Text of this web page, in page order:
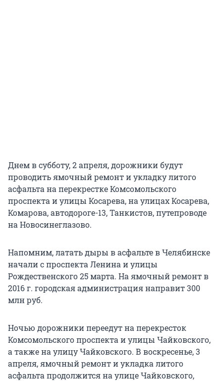
Днем в субботу, 2 апреля, дорожники будут
проводить ямочный ремонт и укладку литого
асфальта на перекрестке Комсомольского
проспекта и улицы Косарева, на улицах Косарева,
Комарова, автодороге-13, Танкистов, путепроводе
на Новосинеглазово.
Напомним, латать дыры в асфальте в Челябинске
начали с проспекта Ленина и улицы
Рождественского 25 марта. На ямочный ремонт в
2016 г. городская администрация направит 300
млн руб.
Ночью дорожники переедут на перекресток
Комсомольского проспекта и улицы Чайковского,
а также на улицу Чайковского. В воскресенье, 3
апреля, ямочный ремонт и укладка литого
асфальта продолжится на улице Чайковского,